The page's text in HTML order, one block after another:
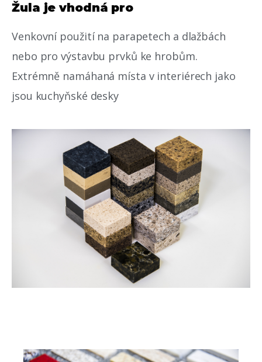
Žula je vhodná pro
Venkovní použití na parapetech a dlažbách
nebo pro výstavbu prvků ke hrobům.
Extrémně namáhaná místa v interiérech jako
jsou kuchyňské desky